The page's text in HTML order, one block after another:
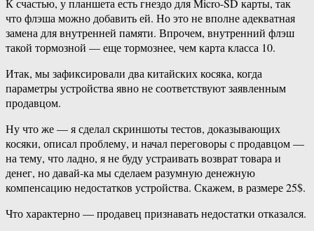
К счастью, у планшета есть гнездо для Micro-SD карты, так
что флэша можно добавить ей. Но это не вполне адекватная
замена для внутренней памяти. Впрочем, внутренний флэш
такой тормозной — еще тормознее, чем карта класса 10.
Итак, мы зафиксировали два китайских косяка, когда
параметры устройства явно не соответствуют заявленным
продавцом.
Ну что же — я сделал скриншоты тестов, доказывающих
косяки, описал проблему, и начал переговоры с продавцом —
на тему, что ладно, я не буду устраивать возврат товара и
денег, но давай-ка мы сделаем разумную денежную
компенсацию недостатков устройства. Скажем, в размере 25$.
Что характерно — продавец признавать недостатки отказался.